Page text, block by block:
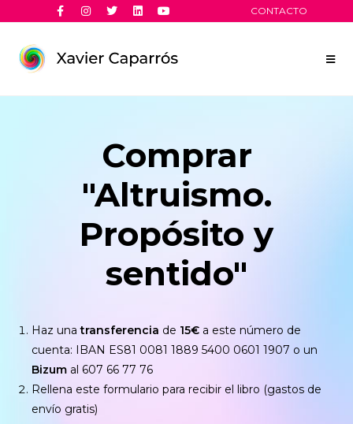
CONTACTO
Comprar
"Altruismo.
Propósito y
sentido"
Haz unatransferencia de 15€ a este número de
cuenta: IBAN ES81 0081 1889 5400 0601 1907 o un
Bizum al 607 66 77 76
Rellena este formulario para recibir el libro (gastos de
envío gratis)